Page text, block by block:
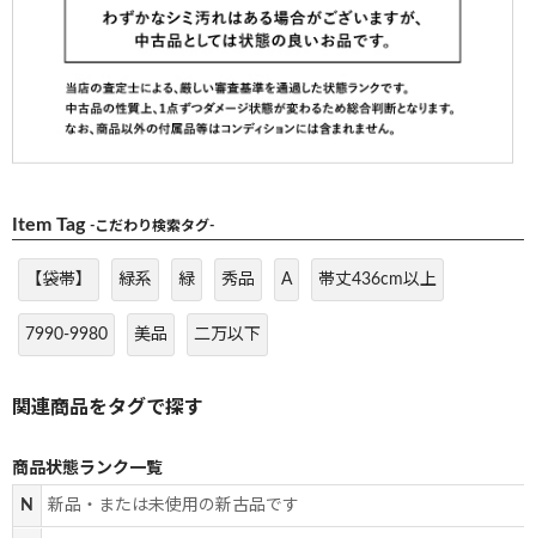
Item Tag -こだわり検索タグ-
【袋帯】 緑系 緑 秀品 A 帯丈436cm以上
7990-9980 美品 二万以下
商品状態ランク一覧
N 新品・または未使用の新古品です